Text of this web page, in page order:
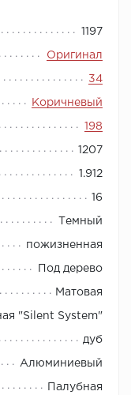
1197
Оригинал
34
Коричневый
198
1207
1.912
16
Темный
пожизненная
Под дерево
Матовая
"Silent System"
дуб
Алюминиевый
Палубная